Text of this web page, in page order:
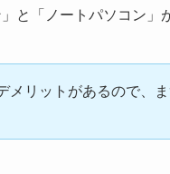
と「ノートパソコン」
メリットがあるので、